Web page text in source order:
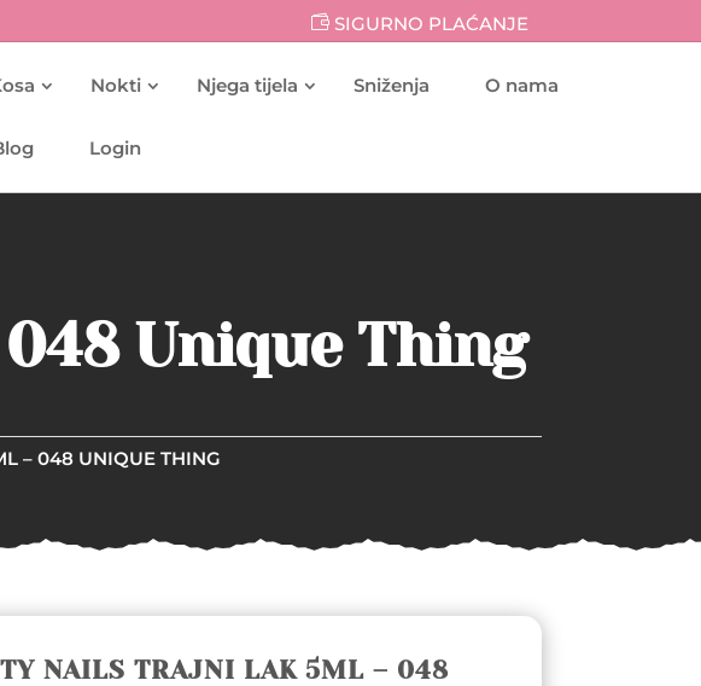
SIGURNO PLAĆANJE
Nokti Njega tijela Sniženja O nama
Login
Unique Thing
– 048 UNIQUE THING
NAILS TRAJNI LAK 5ML – 048